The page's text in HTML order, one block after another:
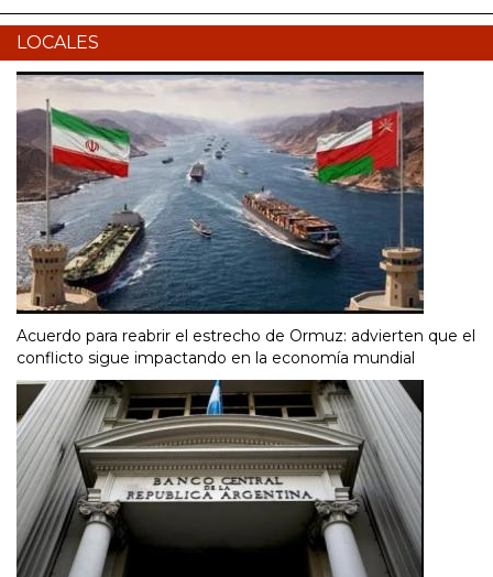
LOCALES
Acuerdo para reabrir el estrecho de Ormuz: advierten que el
conflicto sigue impactando en la economía mundial